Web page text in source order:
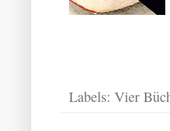
Labels: Vier